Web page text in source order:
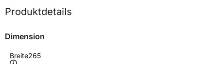
Produktdetails
Dimension
Breite265